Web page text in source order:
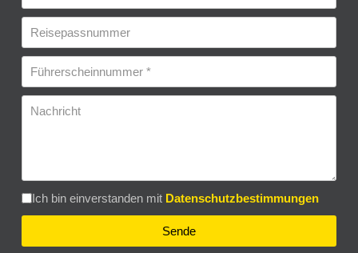
Datenschutzbestimmungen*
Ich bin einverstanden mit Datenschutzbestimmungen
Sende